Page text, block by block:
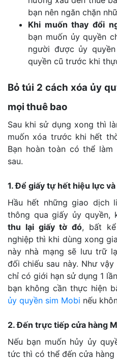
bạn nên ngăn chặn
Khi muốn thay đổi
bạn muốn ủy quyền
người được ủy
quyền cũ trước khi
Bỏ túi 2 cách xóa ủy
mọi thuê bao
Sau khi sử dụng xong thì
muốn xóa trước khi hết
Bạn hoàn toàn có thể
sau.
1. Để giấy tự hết hiệu lực
Hầu hết những giao dịch
thông qua giấy ủy quyền,
thu lại giấy tờ đó, bất
nghiệp thì khi dùng xong
này nhà mạng sẽ lưu trữ
đối chiếu sau này. Như
chỉ có giới hạn sử dụng 1
bạn không cần thực hiện
ủy quyền sim Mobi nếu
2. Đến trực tiếp cửa hàng
Nếu bạn muốn hủy ủy
tức thì có thể đến cửa hàng